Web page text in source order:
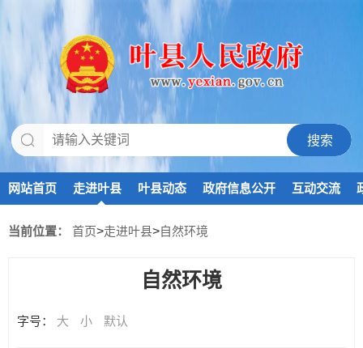
网站首页 走进叶县 叶县动态 政府信息公开 互动交流
当前位置： 首页>走进叶县>自然环境
自然环境
字号： 大 小 默认